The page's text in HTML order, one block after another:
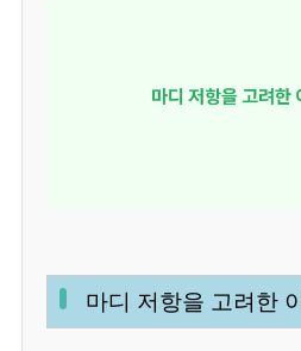
마디 저항을 고려한